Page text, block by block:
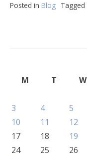
Posted in Blog Tagged
M
T W
3
4 5
10
11 12
17
18 19
24
25 26